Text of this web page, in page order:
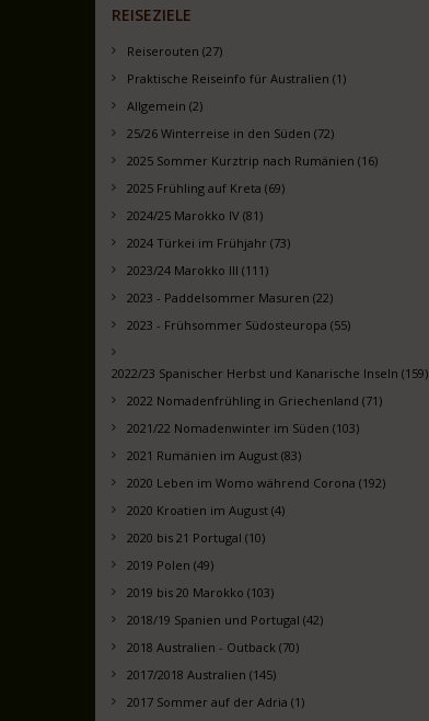
REISEZIELE
Reiserouten (27)
Praktische Reiseinfo für Australien (1)
Allgemein (2)
25/26 Winterreise in den Süden (72)
2025 Sommer Kurztrip nach Rumänien (16)
2025 Frühling auf Kreta (69)
2024/25 Marokko IV (81)
2024 Türkei im Frühjahr (73)
2023/24 Marokko III (111)
2023 - Paddelsommer Masuren (22)
2023 - Frühsommer Südosteuropa (55)
2022/23 Spanischer Herbst und Kanarische Inseln (159)
2022 Nomadenfrühling in Griechenland (71)
2021/22 Nomadenwinter im Süden (103)
2021 Rumänien im August (83)
2020 Leben im Womo während Corona (192)
2020 Kroatien im August (4)
2020 bis 21 Portugal (10)
2019 Polen (49)
2019 bis 20 Marokko (103)
2018/19 Spanien und Portugal (42)
2018 Australien - Outback (70)
2017/2018 Australien (145)
2017 Sommer auf der Adria (1)